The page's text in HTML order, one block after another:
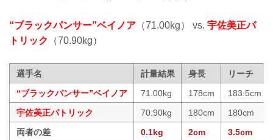
“ブラックパンサー”ベイノア （71.00kg） vs. 宇佐美正パ
トリック
（70.90kg）
選手名 計量結果 身長
リーチ
“ブラックパンサー”ベイノア
71.00kg 178cm
183.5cm
宇佐美正パトリック
70.90kg 180cm
180cm
両者の差
0.1kg 2cm 3.5cm